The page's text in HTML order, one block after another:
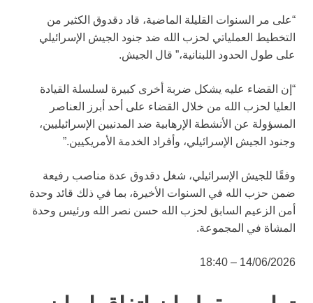
“على مر السنوات القليلة الماضية، قاد دقدوق الكثير من
التخطيط العملياتي لحزب الله ضد جنود الجيش الإسرائيلي
على طول الحدود اللبنانية،” قال الجيش.
“إن القضاء عليه يشكل ضربة أخرى كبيرة لسلسلة القيادة
العليا لحزب الله من خلال القضاء على أحد أبرز العناصر
المسؤولة عن الأنشطة الإرهابية ضد المدنيين الإسرائيليين،
وجنود الجيش الإسرائيلي، وأفراد الخدمة الأمريكيين.”
وفقًا للجيش الإسرائيلي، شغل دقدوق عدة مناصب رفيعة
ضمن حزب الله في السنوات الأخيرة، بما في ذلك قائد وحدة
أمن الزعيم السابق لحزب الله حسن نصر الله ورئيس وحدة
المشاة في المجموعة.
14/06/2026 – 18:40